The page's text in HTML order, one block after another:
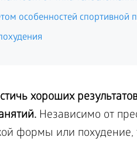
особенностей спортивной
хороших
Независимо от
формы или похудение,